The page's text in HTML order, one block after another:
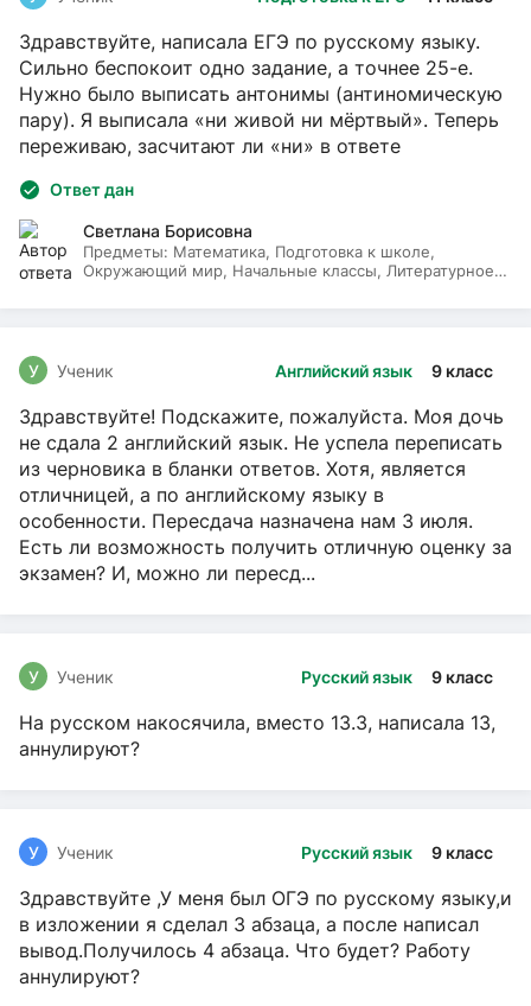
Здравствуйте, написала ЕГЭ по русскому языку.
Сильно беспокоит одно задание, а точнее 25-е.
Нужно было выписать антонимы (антиномическую
пару). Я выписала «ни живой ни мёртвый». Теперь
переживаю, засчитают ли «ни» в ответе
Ответ дан
Светлана Борисовна
Предметы: Математика, Подготовка к школе,
Окружающий мир, Начальные классы, Литературное
Английский язык 9 класс
У Ученик
Здравствуйте! Подскажите, пожалуйста. Моя дочь
не сдала 2 английский язык. Не успела переписать
из черновика в бланки ответов. Хотя, является
отличницей, а по английскому языку в
особенности. Пересдача назначена нам 3 июля.
Есть ли возможность получить отличную оценку за
экзамен? И, можно ли пересд...
Русский язык 9 класс
У Ученик
На русском накосячила, вместо 13.3, написала 13,
аннулируют?
Русский язык 9 класс
У Ученик
Здравствуйте ,У меня был ОГЭ по русскому языку,и
в изложении я сделал 3 абзаца, а после написал
вывод.Получилось 4 абзаца. Что будет? Работу
аннулируют?